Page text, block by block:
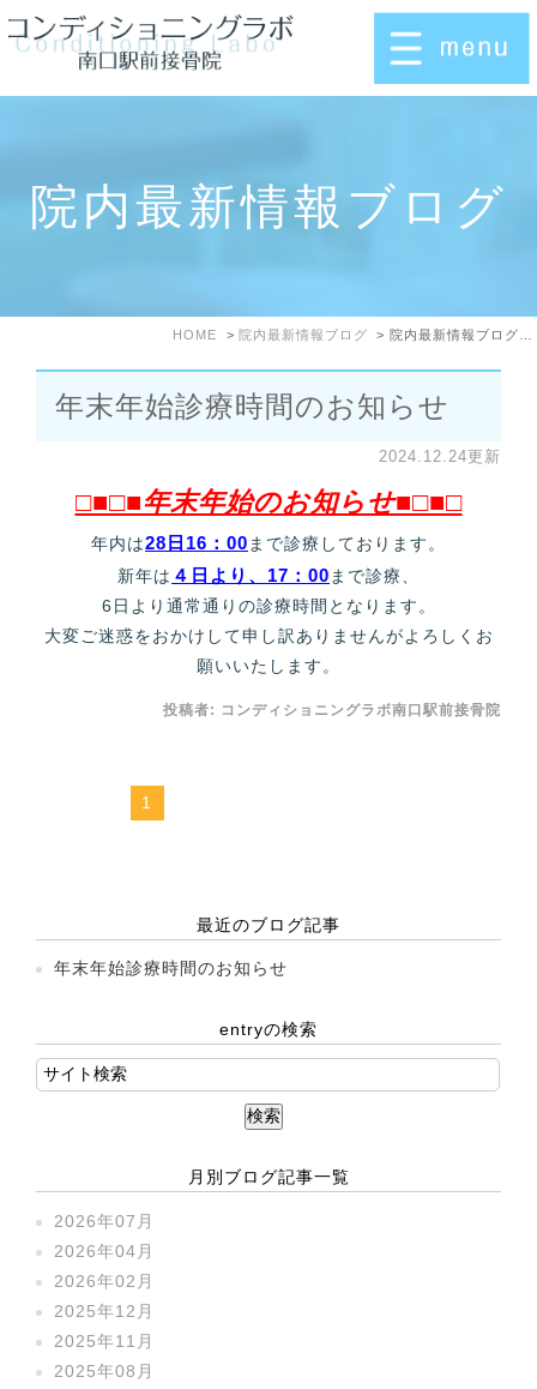
院内最新情報ブログ
HOME 院内最新情報ブログ
年末年始診療時間のお知らせ
2024.12.24更新
□■□■年末年始のお知らせ■□■□
年内は28日16：00 まで診療しております。
新年は ４日より、17：00 まで診療、
6日より通常通りの診療時間となります。
大変ご迷惑をおかけして申し訳ありませんがよろしくお
願いいたします。
投稿者: コンディショニングラボ南口駅前接骨院
1
最近のブログ記事
年末年始診療時間のお知らせ
entryの検索
月別ブログ記事一覧
2026年07月
2026年04月
2026年02月
2025年12月
2025年11月
2025年08月